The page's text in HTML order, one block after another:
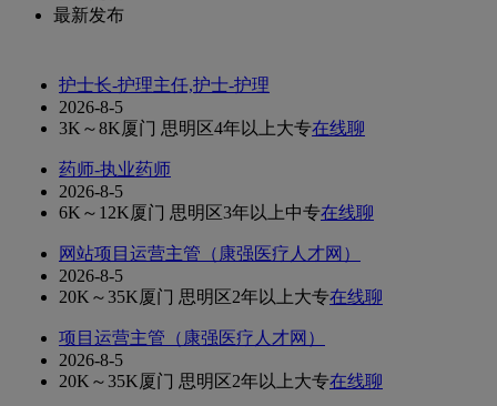
最新发布
护士长-护理主任,护士-护理
2026-8-5
3K～8K厦门 思明区4年以上大专在线聊
药师-执业药师
2026-8-5
6K～12K厦门 思明区3年以上中专在线聊
网站项目运营主管（康强医疗人才网）
2026-8-5
20K～35K厦门 思明区2年以上大专在线聊
项目运营主管（康强医疗人才网）
2026-8-5
20K～35K厦门 思明区2年以上大专在线聊